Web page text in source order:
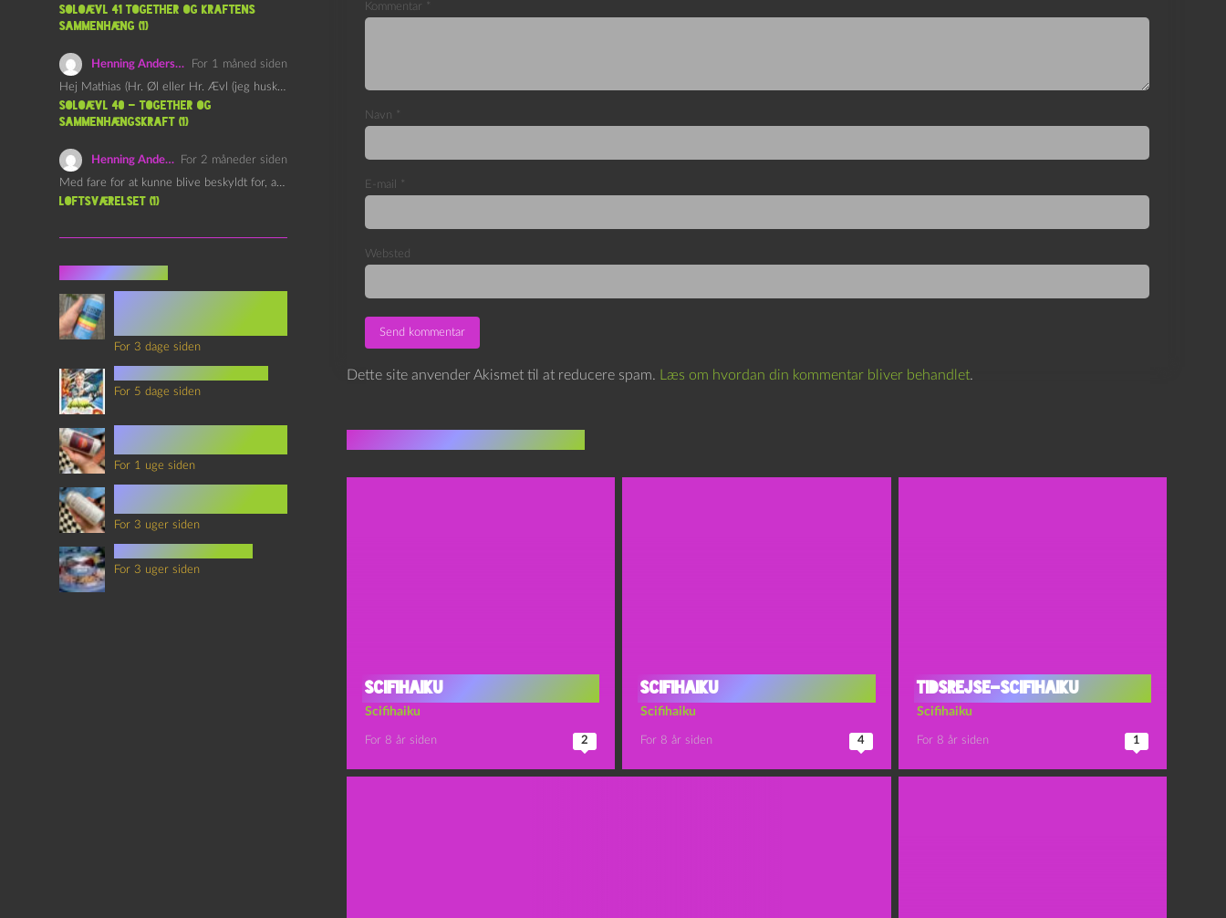
Kommentar *
Navn *
E-mail *
Websted
Dette site anvender Akismet til at reducere spam. Læs om hvordan din kommentar bliver behandlet.
Scifihaiku
Scifihaiku
For 8 år siden 2
Scifihaiku
Scifihaiku
For 8 år siden 4
Tidsrejse-scifihaiku
Scifihaiku
For 8 år siden 1
Soloævl 41 Together og Kraftens
Sammenhæng (1)
Henning Andersen
For 1 måned siden
Hej Mathias (Hr. Øl eller Hr. Ævl (jeg husker ikke…
Soloævl 40 – Together og
sammenhængskraft (1)
Henning Andersen
For 2 måneder siden
Med fare for at kunne blive beskyldt for, at være…
Loftsværelset (1)
For 3 dage siden
For 5 dage siden
For 1 uge siden
For 3 uger siden
For 3 uger siden